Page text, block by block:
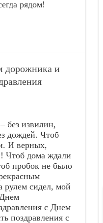
рядом!
дорожника и
без извилин,
дождей. Чтоб
И верных,
Чтоб дома ждали
пробок не было
рулем сидел, мой
с Днем
поздравления с